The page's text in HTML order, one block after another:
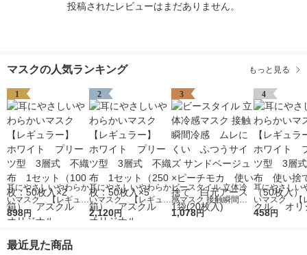
投稿されたレビューはまだありません。
マスクの人気ランキング もっと見る
1
耳にやさしいやわらか
いマスク 【レギュラ
ー】 ホワイト プリ
枚：50枚入×2箱）
898円
2
耳にやさしいやわらか
いマスク 【レギュラ
ー】 ホワイト プリ
2,120円
3
ビースタイル 立体冷
感マスク 接触瞬間冷
感 ムレにくい ふつ
1,078円
4
耳にやさしい
いマスク 【
ー】 ホワイ
458円
最近見た商品